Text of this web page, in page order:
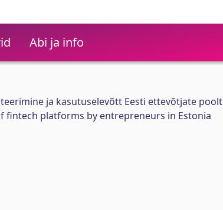
Abi ja info
ja kasutuselevõtt Eesti ettevõtjate poolt
fintech platforms by entrepreneurs in Estonia